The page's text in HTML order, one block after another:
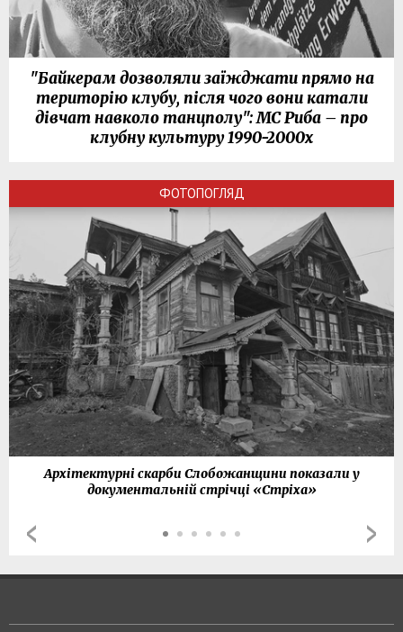
"Байкерам дозволяли заїжджати прямо на
територію клубу, після чого вони катали
дівчат навколо танцполу": МС Риба – про
клубну культуру 1990-2000х
ФОТОПОГЛЯД
Архітектурні скарби Слобожанщини показали у
документальній стрічці «Стріха»